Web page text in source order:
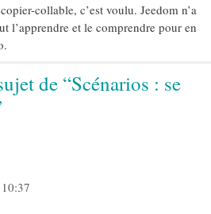
collable, c’est voulu. Jeedom n’a
l’apprendre et le comprendre pour en
de “Scénarios : se